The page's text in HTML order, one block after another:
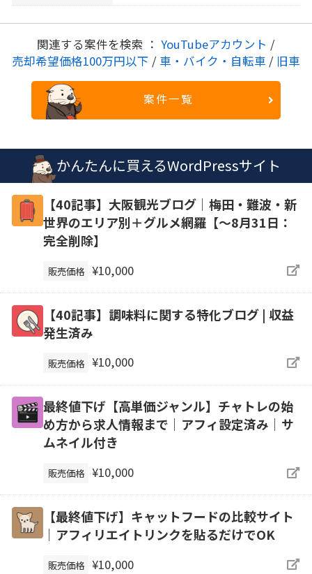
関連する案件を検索 ： YouTubeアカウント /
売却希望価格100万円以下 / 車・バイク・自転車 / 旧車
案件一覧
かんたんに買えるWordPressサイト
【40記事】大阪観光ブログ｜梅田・難波・新
世界のエリア別＋グルメ網羅【～8月31日：
完全削除】
販売価格 ¥10,000
【40記事】調味料に関する特化ブログ | 収益
発生済み
販売価格 ¥10,000
最終値下げ【高単価ジャンル】チャトレの始
め方から求人情報まで｜アフィ設定済み｜サ
ムネイル付き
販売価格 ¥10,000
【最終値下げ】キャットフードの比較サイト
｜アフィリエイトリンクを貼るだけでOK
販売価格 ¥10,000